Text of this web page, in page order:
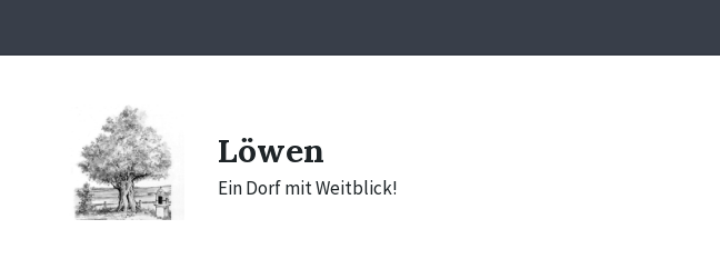
content
main
footer
Löwen
Ein Dorf mit Weitblick!